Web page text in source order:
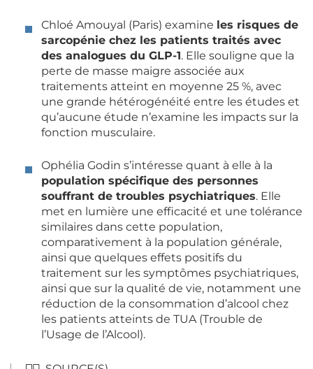
Chloé Amouyal (Paris) examine les risques de
sarcopénie chez les patients traités avec
des analogues du GLP-1. Elle souligne que la
perte de masse maigre associée aux
traitements atteint en moyenne 25 %, avec
une grande hétérogénéité entre les études et
qu’aucune étude n’examine les impacts sur la
fonction musculaire.
Ophélia Godin s’intéresse quant à elle à la
population spécifique des personnes
souffrant de troubles psychiatriques. Elle
met en lumière une efficacité et une tolérance
similaires dans cette population,
comparativement à la population générale,
ainsi que quelques effets positifs du
traitement sur les symptômes psychiatriques,
ainsi que sur la qualité de vie, notamment une
réduction de la consommation d’alcool chez
les patients atteints de TUA (Trouble de
l’Usage de l’Alcool).